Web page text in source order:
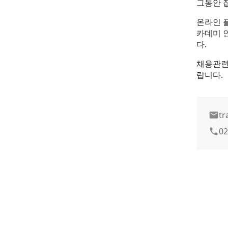
그동안
온라인
카데미
다.
채용관
랍니다.
email
phone